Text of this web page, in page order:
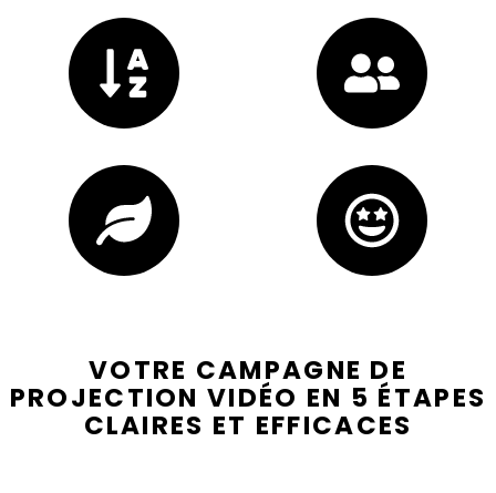
VOTRE CAMPAGNE DE
PROJECTION VIDÉO EN 5 ÉTAPES
CLAIRES ET EFFICACES